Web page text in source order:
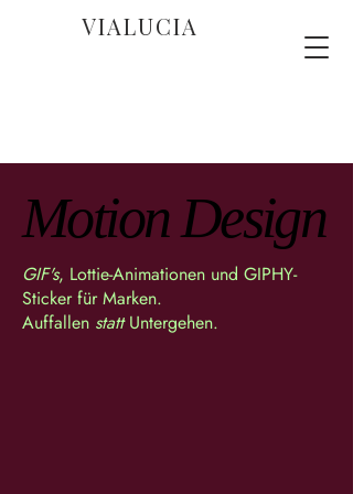
VIALUCIA
Motion Design
Motion Design
GIF's, Lottie-Animationen und GIPHY-
Sticker für Marken.
Auffallen stattUntergehen.